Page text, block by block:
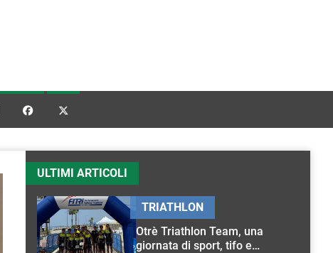
 
ULTIMI ARTICOLI
Otrè Triathlon Team, una
giornata di sport, tifo e
TRIATHLON